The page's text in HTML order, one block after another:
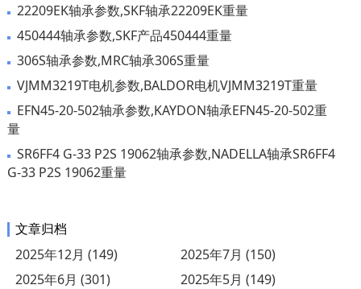
22209EK轴承参数,SKF轴承22209EK重量
450444轴承参数,SKF产品450444重量
306S轴承参数,MRC轴承306S重量
VJMM3219T电机参数,BALDOR电机VJMM3219T重量
EFN45-20-502轴承参数,KAYDON轴承EFN45-20-502重
量
SR6FF4 G-33 P2S 19062轴承参数,NADELLA轴承SR6FF4
G-33 P2S 19062重量
文章归档
2025年12月 (149)
2025年7月 (150)
2025年6月 (301)
2025年5月 (149)